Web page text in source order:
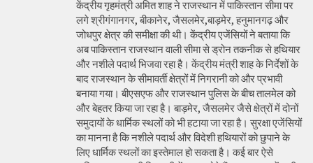
केंद्रीय गृहमंत्री अमित शाह ने राजस्थान में पाकिस्तान सीमा पर
लगे श्रीगंगानगर, बीकानेर, जैसलमेर,बाड़मेर, हनुमानगढ़ और
जोधपुर क्षेत्र की समीक्षा की थी। केंद्रीय एजेंसियों ने बताया कि
अब पाकिस्तान राजस्थान वाली सीमा से ड्रोन तकनीक से हथियार
और नशीले पदार्थ भिजवा रहा है। केंद्रीय मंत्री शाह के निर्देशों के
बाद राजस्थान के सीमावर्ती क्षेत्रों में निगरानी को और प्रभावी
बनाया गया। बीएसएफ और राजस्थान पुलिस के बीच तालमेल को
और बेहतर किया जा रहा है। बाड़मेर, जैसलमेर जैसे क्षेत्रों में दोनों
समुदायों के धार्मिक स्थलों को भी हटाया जा रहा है। सुरक्षा एजेंसियों
का मानना है कि नशीले पदार्थ और विदेशी हथियारों को छुपाने के
लिए धार्मिक स्थलों का इस्तेमाल हो सकता है। कई बार ऐसे